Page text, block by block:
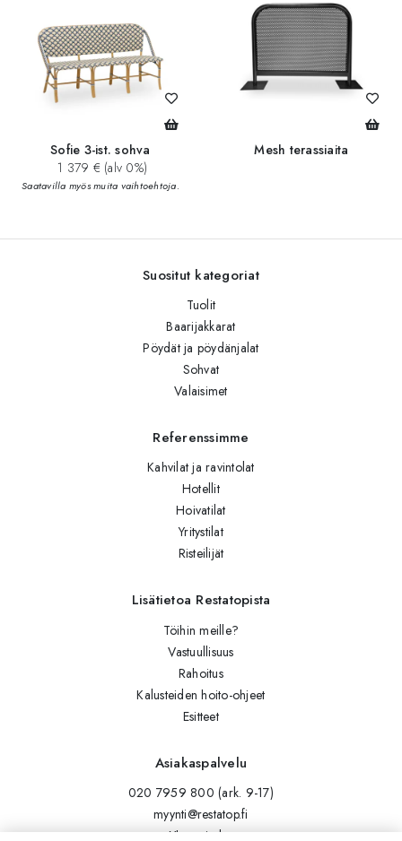
Sofie 3-ist. sohva
1 379 € (alv 0%)
Saatavilla myös muita vaihtoehtoja.
Mesh terassiaita
Suositut kategoriat
Tuolit
Baarijakkarat
Pöydät ja pöydänjalat
Sohvat
Valaisimet
Referenssimme
Kahvilat ja ravintolat
Hotellit
Hoivatilat
Yritystilat
Risteilijät
Lisätietoa Restatopista
Töihin meille?
Vastuullisuus
Rahoitus
Kalusteiden hoito-ohjeet
Esitteet
Asiakaspalvelu
020 7959 800 (ark. 9-17)
myynti@restatop.fi
Yhteystiedot